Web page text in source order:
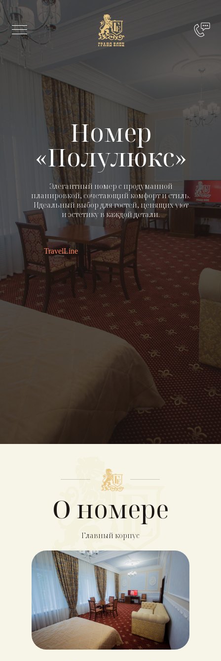
Номер
«Полулюкс»
Элегантный номер с продуманной
планировкой, сочетающий комфорт и стиль.
Идеальный выбор для гостей, ценящих уют
и эстетику в каждой детали.
TravelLine
О номере
Главный корпус